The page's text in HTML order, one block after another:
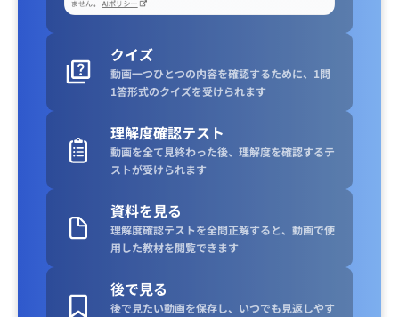
クイズ
動画一つひとつの内容を確認するために、1問
1答形式のクイズを受けられます
理解度確認テスト
動画を全て見終わった後、理解度を確認するテ
ストが受けられます
資料を見る
理解度確認テストを全問正解すると、動画で使
用した教材を閲覧できます
後で見る
後で見たい動画を保存し、いつでも見返しやす